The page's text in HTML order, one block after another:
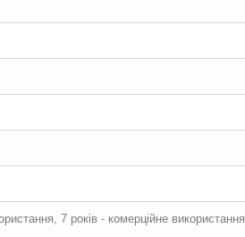
7 років - комерційне використання